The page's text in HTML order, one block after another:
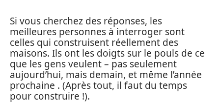
Si vous cherchez des réponses, les
meilleures personnes à interroger sont
celles qui construisent réellement des
maisons. Ils ont les doigts sur le pouls de ce
que les gens veulent – pas seulement
aujourd’hui, mais demain, et même l’année
prochaine . (Après tout, il faut du temps
pour construire !).